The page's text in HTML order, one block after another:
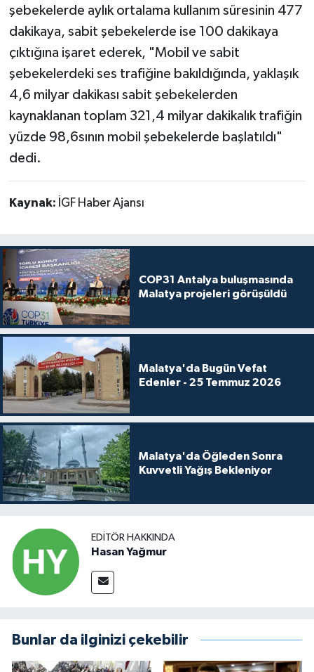
şebekelerde aylık ortalama kullanım süresinin 477
dakikaya, sabit şebekelerde ise 100 dakikaya
çıktığına işaret ederek, "Mobil ve sabit
şebekelerdeki ses trafiğine bakıldığında, yaklaşık
4,6 milyar dakikası sabit şebekelerden
kaynaklanan toplam 321,4 milyar dakikalık trafiğin
yüzde 98,6sının mobil şebekelerde başlatıldı"
dedi.
Kaynak: İGF Haber Ajansı
COP31 Antalya buluşmasında
Malatya projeleri görüşüldü
Malatya'da Bugün Vefat
Edenler - 25 Temmuz 2026
Malatya'da Öğleden Sonra
Kuvvetli Yağış Bekleniyor
EDITÖR HAKKINDA
Hasan Yağmur
Bunlar da ilginizi çekebilir